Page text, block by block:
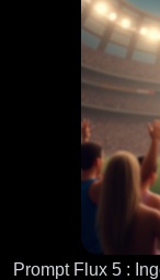
Prompt Flux 5 :